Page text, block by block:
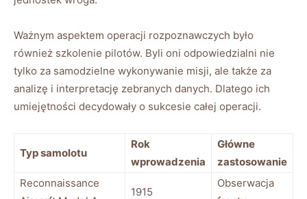
Ważnym aspektem operacji rozpoznawczych było
również szkolenie pilotów. Byli oni odpowiedzialni nie
tylko za samodzielne wykonywanie misji, ale także za
analizę i interpretację zebranych danych. Dlatego ich
umiejętności decydowały o sukcesie całej operacji.
Typ samolotu
Rok
wprowadzenia
Główne
zastosowanie
Reconnaissance
1915
Obserwacja